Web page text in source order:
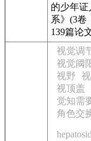
的少年证
系》(3卷
139篇论
视觉调
视觉阈
视野
视顶盖
觉知需
角色交